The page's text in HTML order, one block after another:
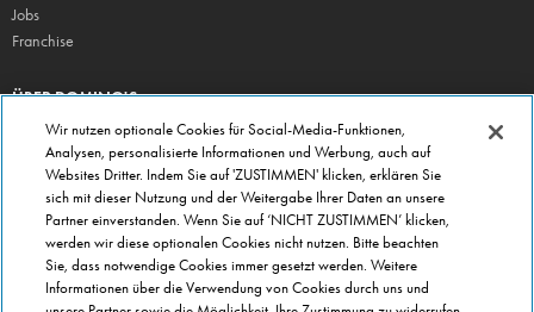
Jobs
Franchise
ÜBER DOMINO'S
Storesuche
Presse
Domino's App
Unternehmen
Geschenkgutscheine
Cookie Einstellungen
Wir nutzen optionale Cookies für Social-Media-Funktionen,
Analysen, personalisierte Informationen und Werbung, auch auf
Websites Dritter. Indem Sie auf 'ZUSTIMMEN' klicken, erklären Sie
sich mit dieser Nutzung und der Weitergabe Ihrer Daten an unsere
Partner einverstanden. Wenn Sie auf ‘NICHT ZUSTIMMEN’ klicken,
werden wir diese optionalen Cookies nicht nutzen. Bitte beachten
Sie, dass notwendige Cookies immer gesetzt werden. Weitere
Informationen über die Verwendung von Cookies durch uns und